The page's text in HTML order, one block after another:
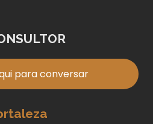
para conversar